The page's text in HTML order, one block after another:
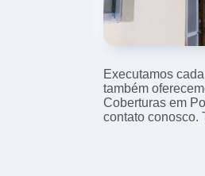
Executamos
também
Coberturas em
contato conosco.